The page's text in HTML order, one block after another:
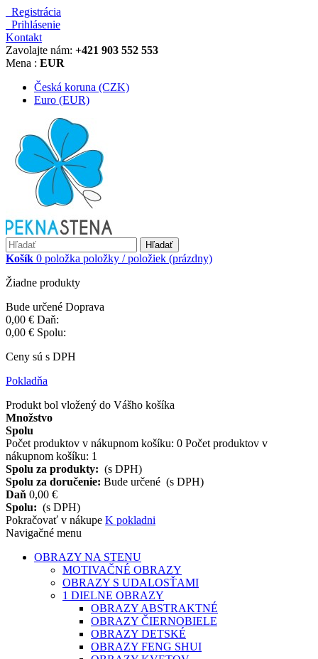
Registrácia
Prihlásenie
Kontakt
Zavolajte nám: +421 903 552 553
Mena : EUR
Česká koruna (CZK)
Euro (EUR)
Hľadať
Košík 0 položka položky / položiek (prázdny)
Žiadne produkty
Bude určené Doprava
0,00 € Daň:
0,00 € Spolu:
Ceny sú s DPH
Pokladňa
Produkt bol vložený do Vášho košíka
Množstvo
Spolu
Počet produktov v nákupnom košíku: 0 Počet produktov v
nákupnom košíku: 1
Spolu za produkty: (s DPH)
Spolu za doručenie: Bude určené (s DPH)
Daň 0,00 €
Spolu: (s DPH)
Pokračovať v nákupe K pokladni
Navigačné menu
OBRAZY NA STENU
MOTIVAČNÉ OBRAZY
OBRAZY S UDALOSŤAMI
1 DIELNE OBRAZY
OBRAZY ABSTRAKTNÉ
OBRAZY ČIERNOBIELE
OBRAZY DETSKÉ
OBRAZY FENG SHUI